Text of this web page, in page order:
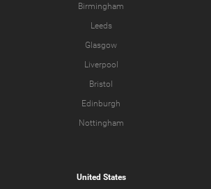
Birmingham
Leeds
Glasgow
Liverpool
Bristol
Edinburgh
Nottingham
United States